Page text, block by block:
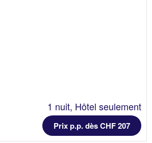
1 nuit, Hôtel seulement
Prix p.p. dès CHF 207